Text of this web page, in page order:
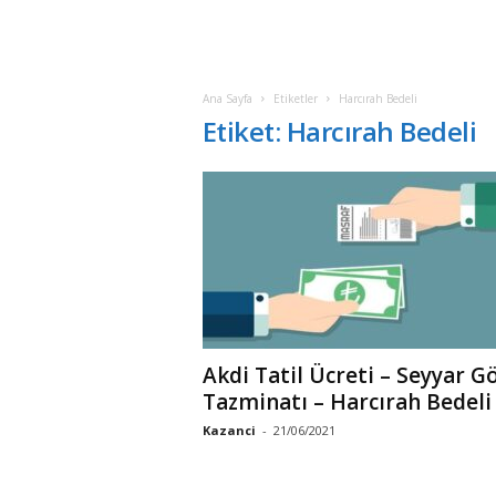
Ana Sayfa Etiketler Harcırah Bedeli
Etiket: Harcırah Bedeli
Akdi Tatil Ücreti – Seyyar
Tazminatı – Harcırah Bedeli
Kazanci - 21/06/2021